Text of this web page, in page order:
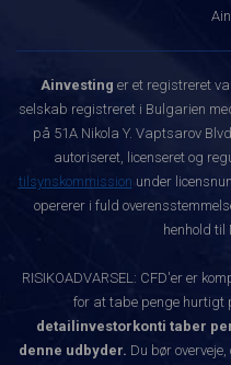
Ainvesting er et registreret
selskab registreret i Bulgarien
på 51A Nikola Y. Vaptsarov
autoriseret, licenseret og
tilsynskommission under
opererer i fuld
henhold til
RISIKOADVARSEL: CFD'er er
for at tabe penge
detailinvestorkonti taber
denne udbyder. Du bør